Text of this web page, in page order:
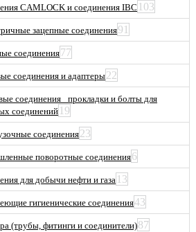
CAMLOCK и соединения IBC 103
зацепные соединения91
соединения77
соединения и адаптеры22
соединения_ прокладки и болты для
соединений19
соединения23
поворотные соединения6
для добычи нефти и газа 13
гигиенические соединения43
(трубы, фитинги и соединители)87